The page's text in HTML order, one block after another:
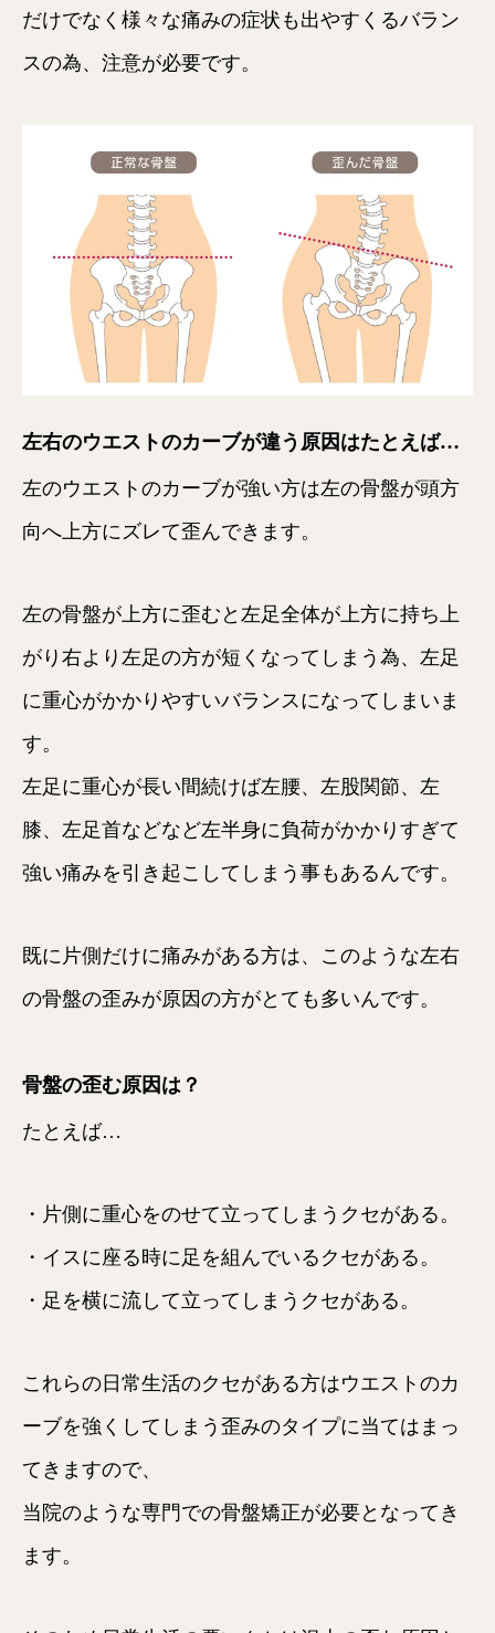
だけでなく様々な痛みの症状も出やすくるバラン
スの為、注意が必要です。
左右のウエストのカーブが違う原因はたとえば…
左のウエストのカーブが強い方は左の骨盤が頭方
向へ上方にズレて歪んできます。
左の骨盤が上方に歪むと左足全体が上方に持ち上
がり右より左足の方が短くなってしまう為、左足
に重心がかかりやすいバランスになってしまいま
す。
左足に重心が長い間続けば左腰、左股関節、左
膝、左足首などなど左半身に負荷がかかりすぎて
強い痛みを引き起こしてしまう事もあるんです。
既に片側だけに痛みがある方は、このような左右
の骨盤の歪みが原因の方がとても多いんです。
骨盤の歪む原因は？
たとえば…
・片側に重心をのせて立ってしまうクセがある。
・イスに座る時に足を組んでいるクセがある。
・足を横に流して立ってしまうクセがある。
これらの日常生活のクセがある方はウエストのカ
ーブを強くしてしまう歪みのタイプに当てはまっ
てきますので、
当院のような専門での骨盤矯正が必要となってき
ます。